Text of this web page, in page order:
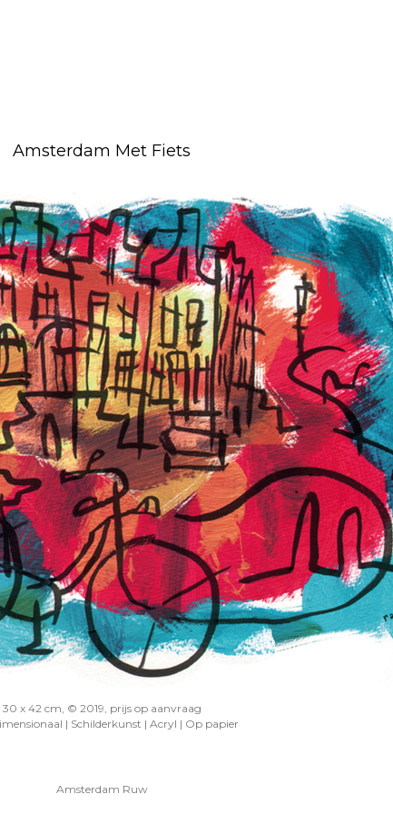
Amsterdam Met Fiets
30 x 42 cm, © 2019, prijs op aanvraag
| Schilderkunst | Acryl | Op papier
Amsterdam Ruw